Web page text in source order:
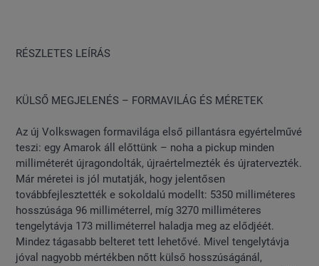
RÉSZLETES LEÍRÁS
KÜLSŐ MEGJELENÉS – FORMAVILÁG ÉS MÉRETEK
Az új Volkswagen formavilága első pillantásra egyértelművé
teszi: egy Amarok áll előttünk – noha a pickup minden
milliméterét újragondolták, újraértelmezték és újratervezték.
Már méretei is jól mutatják, hogy jelentősen
továbbfejlesztették e sokoldalú modellt: 5350 milliméteres
hosszúsága 96 milliméterrel, míg 3270 milliméteres
tengelytávja 173 milliméterrel haladja meg az elődjéét.
Mindez tágasabb belteret tett lehetővé. Mivel tengelytávja
jóval nagyobb mértékben nőtt külső hosszúságánál,